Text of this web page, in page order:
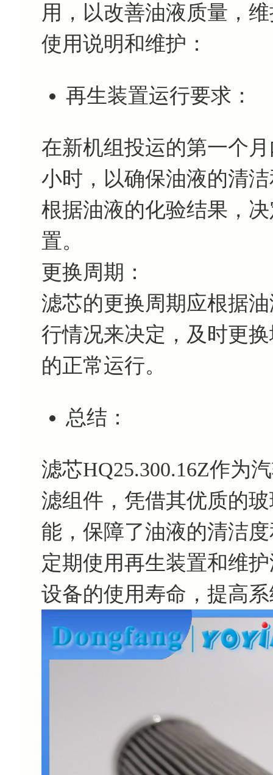
用，以改善油液质量，
使用说明和维护：
再生装置运行要求：
在新机组投运的第一个
小时，以确保油液的清
根据油液的化验结果，
置。
更换周期：
滤芯的更换周期应根据
行情况来决定，及时更
的正常运行。
总结：
滤芯HQ25.300.16Z作为
滤组件，凭借其优质的
能，保障了油液的清洁
定期使用再生装置和维
设备的使用寿命，提高